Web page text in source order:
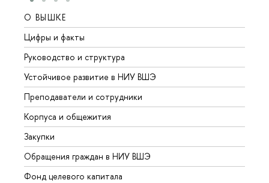
О ВЫШКЕ
Цифры и факты
Руководство и структура
Устойчивое развитие в НИУ ВШЭ
Преподаватели и сотрудники
Корпуса и общежития
Закупки
Обращения граждан в НИУ ВШЭ
Фонд целевого капитала